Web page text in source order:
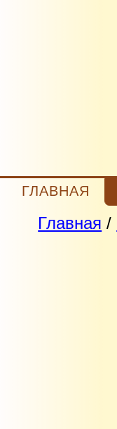
ГЛАВНАЯ
Главная /